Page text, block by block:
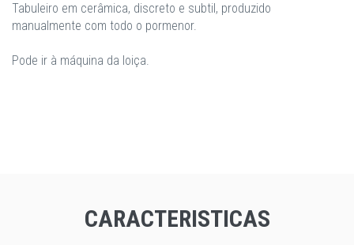
Tabuleiro em cerâmica, discreto e subtil, produzido
manualmente com todo o pormenor.
​Pode ir à máquina da loiça.
CARACTERISTICAS